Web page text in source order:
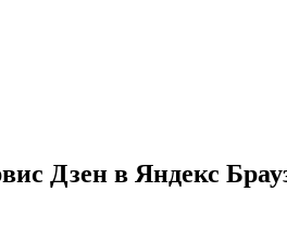
Дзен в Яндекс